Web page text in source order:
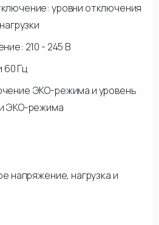
уровни отключения
210 - 245 В
60 Гц
ЭКО-режима и уровень
ЭКО-режима
напряжение, нагрузка и